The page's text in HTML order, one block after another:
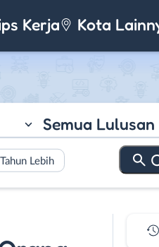
Kerja Kota
Semua Lulusan
Lebih